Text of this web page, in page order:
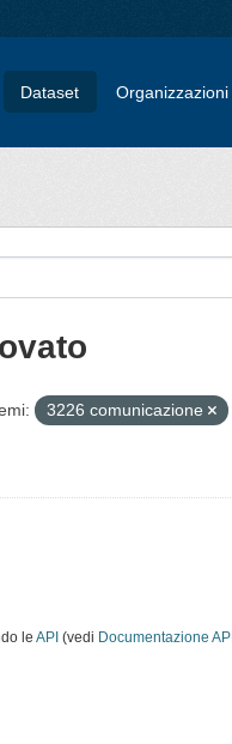
Dataset Organizzazioni
3226 comunicazione
le API (vedi Documentazione API